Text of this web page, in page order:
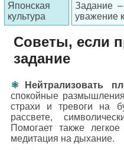
Японская
культура
Задание
уважение
Советы, если
задание
Нейтрализовать
спокойные
страхи и тревоги на
рассвете,
Помогает также
медитация на дыхание.